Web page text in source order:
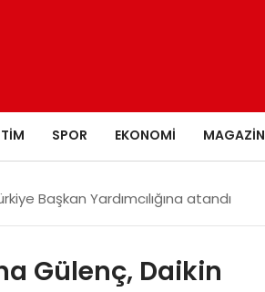
SPOR EKONOMI MAGAZIN
Başkan Yardımcılığına atandı
Gülenç, Daikin